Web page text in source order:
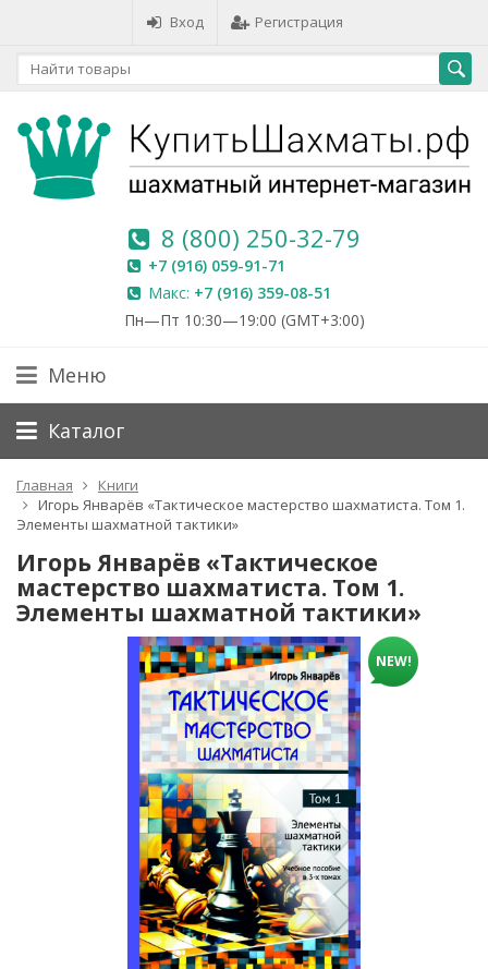
Вход Регистрация
8 (800) 250-32-79
+7 (916) 059-91-71
Макс: +7 (916) 359-08-51
Пн—Пт 10:30—19:00 (GMT+3:00)
Меню
Каталог
Главная
Книги
Игорь Январёв «Тактическое мастерство шахматиста. Том 1.
Элементы шахматной тактики»
Игорь Январёв «Тактическое
мастерство шахматиста. Том 1.
Элементы шахматной тактики»
NEW!